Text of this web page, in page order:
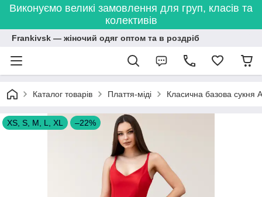
Виконуємо великі замовлення для груп, класів та
колективів
Frankivsk — жіночий одяг оптом та в роздріб
Каталог товарів Плаття-міді Класична базова сукня
XS, S, M, L, XL –22%